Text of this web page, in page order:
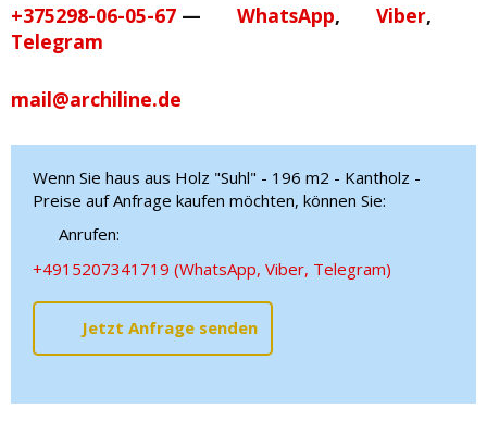
+375298-06-05-67 — WhatsApp, Viber,
Telegram
mail@archiline.de
Wenn Sie haus aus Holz "Suhl" - 196 m2 - Kantholz -
Preise auf Anfrage kaufen möchten, können Sie:
Anrufen:
+4915207341719 (WhatsApp, Viber, Telegram)
Jetzt Anfrage senden